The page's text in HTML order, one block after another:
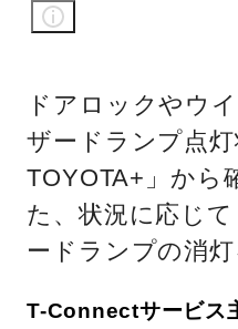
ドアロックやウ
ザードランプ点
TOYOTA+」から
た、状況に応じ
ードランプの消
T-Connectサービス